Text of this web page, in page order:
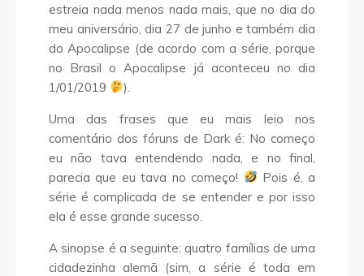
estreia nada menos nada mais, que no dia do
meu aniversário, dia 27 de junho e também dia
do Apocalipse (de acordo com a série, porque
no Brasil o Apocalipse já aconteceu no dia
1/01/2019
).
Uma das frases que eu mais leio nos
comentário dos fóruns de Dark é: No começo
eu não tava entendendo nada, e no final,
parecia que eu tava no começo!
Pois é, a
série é complicada de se entender e por isso
ela é esse grande sucesso.
A sinopse é a seguinte: quatro famílias de uma
cidadezinha alemã (sim, a série é toda em